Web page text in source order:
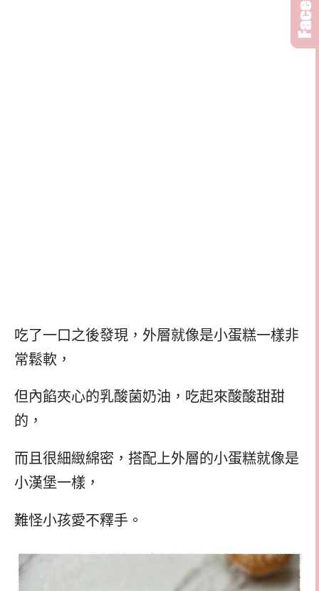
吃了一口之後發現，外層就像是小蛋糕一樣非
常鬆軟，
但內餡夾心的乳酸菌奶油，吃起來酸酸甜甜
的，
而且很細緻綿密，搭配上外層的小蛋糕就像是
小漢堡一樣，
難怪小孩愛不釋手。